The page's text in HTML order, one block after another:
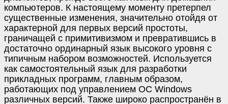
компьютеров. К настоящему моменту претерпел
существенные изменения, значительно отойдя от
характерной для первых версий простоты,
граничащей с примитивизмом и превратившись в
достаточно ординарный язык высокого уровня с
типичным набором возможностей. Используется
как самостоятельный язык для разработки
прикладных программ, главным образом,
работающих под управлением ОС Windows
различных версий. Также широко распространён в